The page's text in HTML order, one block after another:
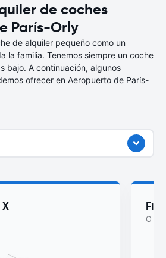
de coches
París-Orly
de alquiler pequeño como un
la familia. Tenemos siempre un coche
bajo. A continuación, algunos
ofrecer en Aeropuerto de París-
O